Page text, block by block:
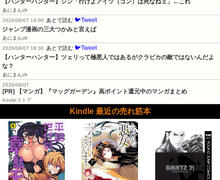
【ハンターハンター】ジン「行けよアイツ（ゴン）は死なねェ」←これ
あにまんch
2026/08/07 19:00
あとで読む 🐦Tweet
ジャンプ漫画の三大つかみと言えば
あにまんch
2026/08/07 18:30
あとで読む 🐦Tweet
【ハンターハンター】ツェリって極悪人ではあるがクラピカの敵ではないんだよ
な？
あにまんch
2026/08/07
[PR] 【マンガ】『マッグガーデン』高ポイント還元中のマンガまとめ
Kindleストア
Kindle 最近の売れ筋本